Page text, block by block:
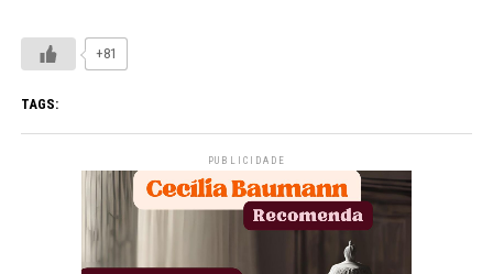
+81
TAGS:
PUBLICIDADE